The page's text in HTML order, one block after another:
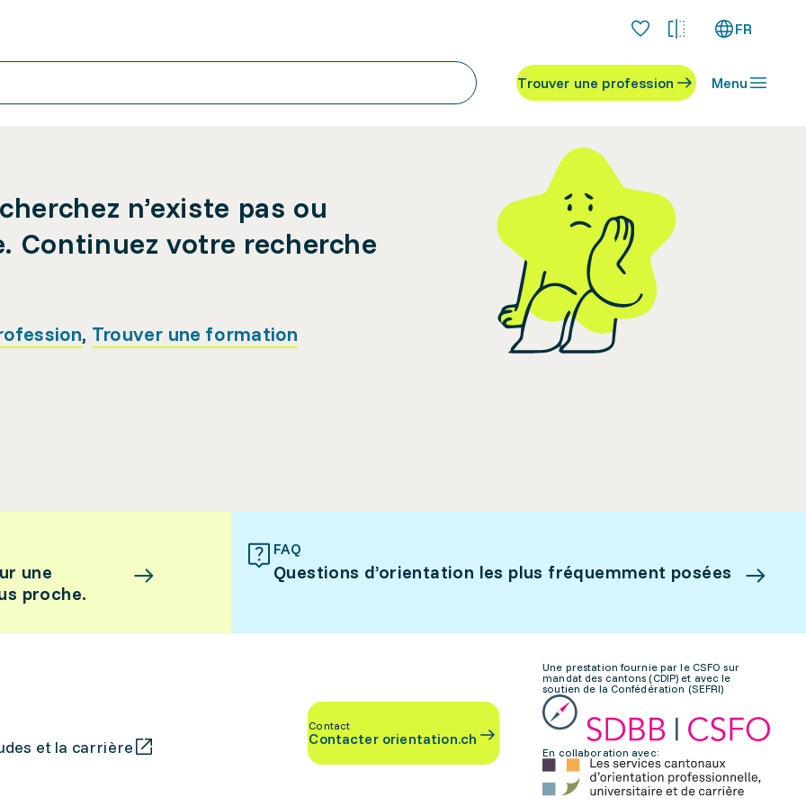
FR
Trouver une profession Menu
n’existe pas ou
Continuez votre recherche
, Trouver une formation
une
proche.
FAQ
Questions d’orientation les plus fréquemment posées
et la carrière
Contact
Contacter orientation.ch
Une prestation fournie par le CSFO sur
mandat des cantons (CDIP) et avec le
soutien de la Confédération (SEFRI)
En collaboration avec: